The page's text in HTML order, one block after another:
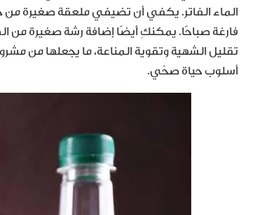
الماء الفاتر. يكفي أن تضيفي ملعقة صغيرة من
فارغة صباحًا. يمكنكِ أيضًا إضافة رشة صغيرة من
تقليل الشهية وتقوية المناعة، ما يجعلها من
أسلوب حياة صحّي.